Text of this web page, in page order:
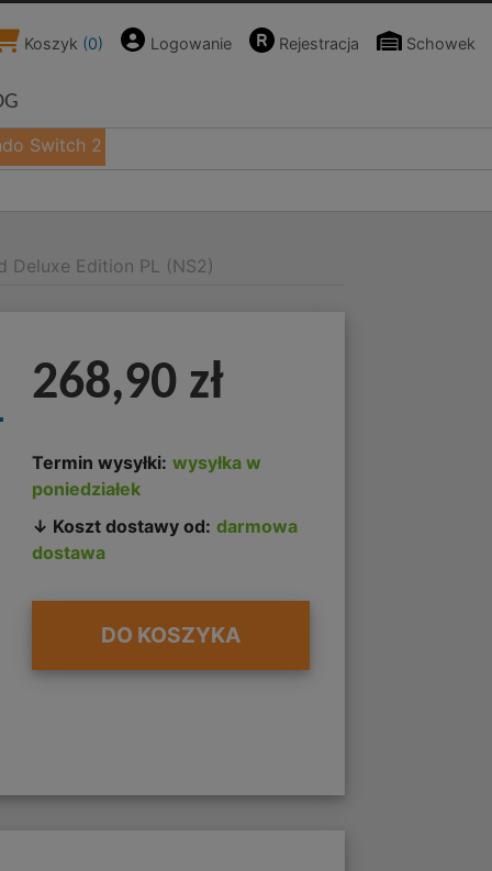
Koszyk (0) Logowanie Rejestracja Schowek
Switch 2
Deluxe Edition PL (NS2)
268,90 zł
Termin wysyłki: wysyłka w
poniedziałek
↓ Koszt dostawy od: darmowa
dostawa
DO KOSZYKA